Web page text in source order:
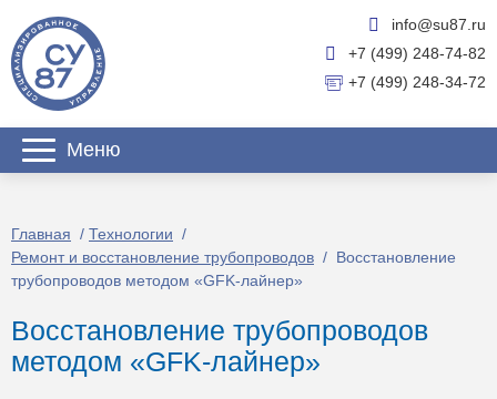
info@su87.ru
+7 (499) 248-74-82
+7 (499) 248-34-72
Меню
Главная / Технологии /
Ремонт и восстановление трубопроводов / Восстановление
трубопроводов методом «GFK-лайнер»
Восстановление трубопроводов
методом «GFK-лайнер»